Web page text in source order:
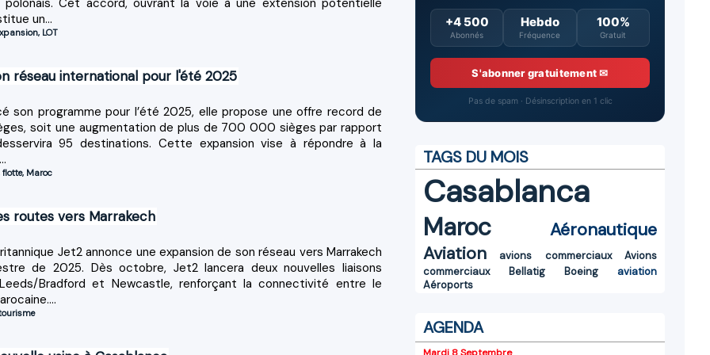
Cet accord, ouvrant la voie à une extension potentielle
un...
, LOT
réseau international pour l'été 2025
son programme pour l’été 2025, elle propose une offre record de
soit une augmentation de plus de 700 000 sièges par rapport
95 destinations. Cette expansion vise à répondre à la
flotte, Maroc
routes vers Marrakech
Jet2 annonce une expansion de son réseau vers Marrakech
de 2025. Dès octobre, Jet2 lancera deux nouvelles liaisons
Bradford et Newcastle, renforçant la connectivité entre le
+4 500
Abonnés
Hebdo
Fréquence
100%
Gratuit
S'abonner gratuitement ✉
Pas de spam · Désinscription en 1 clic
TAGS DU MOIS
Casablanca
Maroc
Aéronautique
Aviation
avions commerciaux
Avions
commerciaux
Bellatig Boeing
aviation
Aéroports
AGENDA